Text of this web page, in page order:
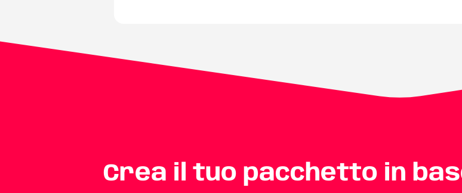
Crea il tuo pacchetto in